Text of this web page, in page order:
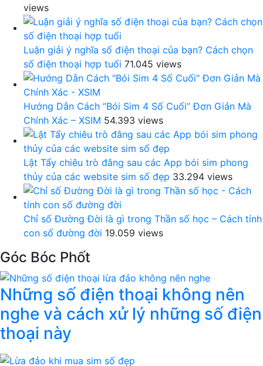
views
Luận giải ý nghĩa số điện thoại của bạn? Cách chọn
số điện thoại hợp tuổi 71.045 views
Hướng Dẫn Cách “Bói Sim 4 Số Cuối” Đơn Giản Mà
Chính Xác – XSIM 54.393 views
Lật Tẩy chiêu trò đằng sau các App bói sim phong
thủy của các website sim số đẹp 33.294 views
Chỉ số Đường Đời là gì trong Thần số học – Cách tính
con số đường đời 19.059 views
Góc Bóc Phốt
Những số điện thoại không nên
nghe và cách xử lý những số điện
thoại này